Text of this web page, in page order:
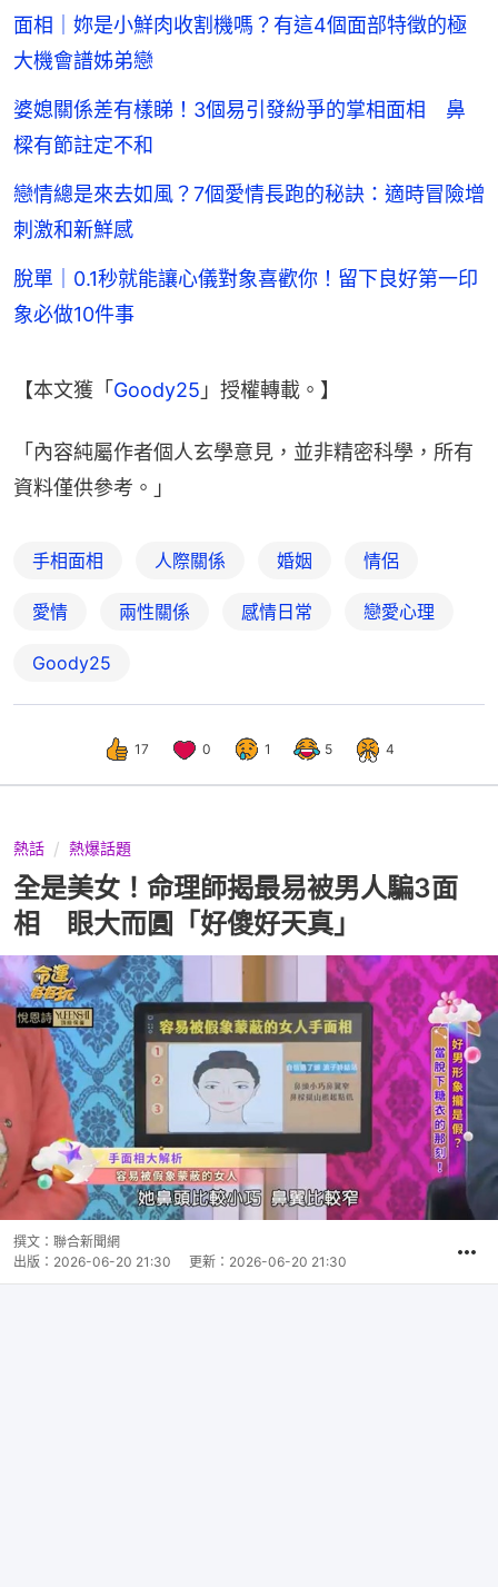
面相｜妳是小鮮肉收割機嗎？有這4個面部特徵的極
大機會譜姊弟戀
婆媳關係差有樣睇！3個易引發紛爭的掌相面相 鼻
樑有節註定不和
戀情總是來去如風？7個愛情長跑的秘訣：適時冒險增
刺激和新鮮感
脫單｜0.1秒就能讓心儀對象喜歡你！留下良好第一印
象必做10件事
【本文獲「Goody25 」授權轉載。】
「內容純屬作者個人玄學意見，並非精密科學，所有
資料僅供參考。」
手相面相 人際關係 婚姻 情侶
愛情 兩性關係 感情日常 戀愛心理
Goody25
17 0 1 5 4
熱話 熱爆話題
全是美女！命理師揭最易被男人騙3面
相 眼大而圓「好傻好天真」
撰文： 聯合新聞網
出版： 2026-06-20 21:30 更新： 2026-06-20 21:30